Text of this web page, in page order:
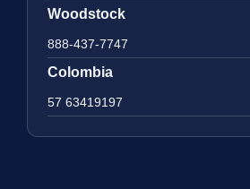
Woodstock
888-437-7747
Colombia
57 63419197